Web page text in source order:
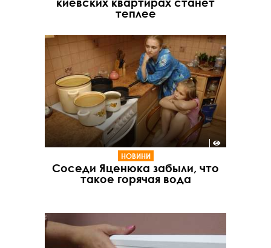
теплее
НОВИНИ
Соседи Яценюка забыли, что
такое горячая вода